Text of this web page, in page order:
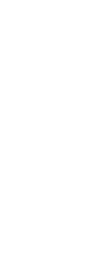
się kadry z
jak idealne
gdy świat obiegły
Zjednoczone oraz
Teheranie oraz
w stronę
Emiratach
w Dubaju,
było eksplozje,
działania
przylotów i
Burj Khalifa